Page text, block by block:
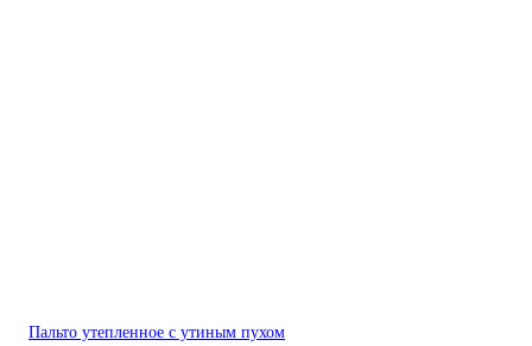
Пальто утепленное с утиным пухом